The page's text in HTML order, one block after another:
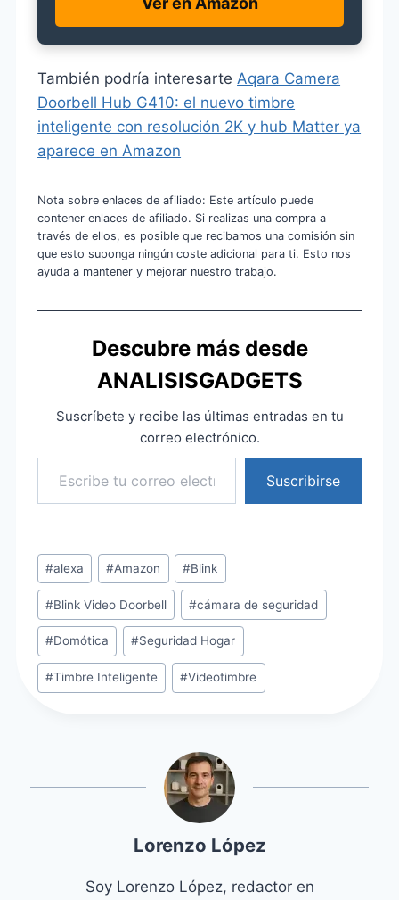
También podría interesarte Aqara Camera
Doorbell Hub G410: el nuevo timbre
inteligente con resolución 2K y hub Matter ya
aparece en Amazon
Nota sobre enlaces de afiliado: Este artículo puede
contener enlaces de afiliado. Si realizas una compra a
través de ellos, es posible que recibamos una comisión sin
que esto suponga ningún coste adicional para ti. Esto nos
ayuda a mantener y mejorar nuestro trabajo.
Descubre más desde
ANALISISGADGETS
Suscríbete y recibe las últimas entradas en tu
correo electrónico.
Escribe tu correo electrónico…
Suscribirse
Etiquetas
de
la
entrada:
#alexa #Amazon #Blink
#Blink Video Doorbell #cámara de seguridad
#Domótica #Seguridad Hogar
#Timbre Inteligente #Videotimbre
Lorenzo López
Soy Lorenzo López, redactor en